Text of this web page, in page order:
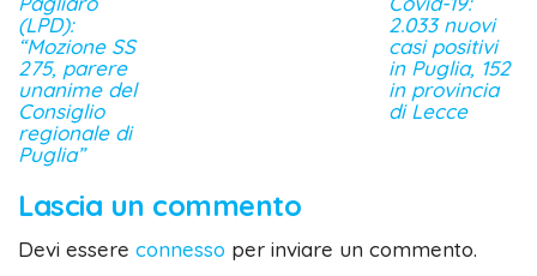
(LPD):
“Mozione SS
275, parere
unanime del
Consiglio
regionale di
Puglia”
2.033 nuovi
casi positivi
in Puglia, 152
in provincia
di Lecce
Lascia un commento
Devi essere connesso per inviare un commento.